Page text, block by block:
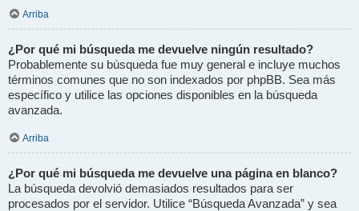
Arriba
¿Por qué mi búsqueda me devuelve ningún resultado?
Probablemente su búsqueda fue muy general e incluye muchos
términos comunes que no son indexados por phpBB. Sea más
específico y utilice las opciones disponibles en la búsqueda
avanzada.
Arriba
¿Por qué mi búsqueda me devuelve una página en blanco?
La búsqueda devolvió demasiados resultados para ser
procesados por el servidor. Utilice “Búsqueda Avanzada” y sea